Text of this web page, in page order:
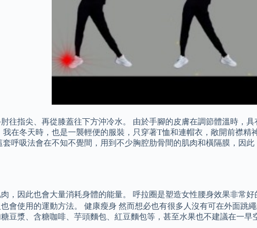
往指尖、再從膝蓋往下方沖冷水。 由於手腳的皮膚在調節體溫時，
在冬天時，也是一襲輕便的服裝，只穿著T恤和連帽衣，敞開前襟
呼吸法會在不知不覺間，用到不少胸腔肋骨間的肌肉和橫隔膜，因
，因此也會大量消耗身體的能量。 呼拉圈是塑造女性腰身效果非常
會使用的運動方法。 健康瘦身 然而想必也有很多人沒有可在外面
豆漿、含糖咖啡、芋頭麵包、紅豆麵包等，甚至水果也不建議在一早